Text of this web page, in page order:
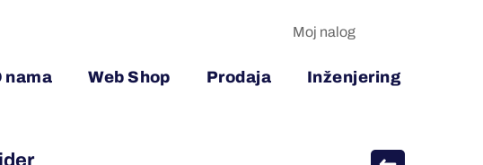
nama Web Shop Prodaja Inženjering
Moj nalog